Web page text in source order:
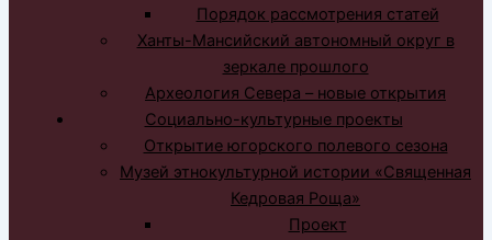
Порядок рассмотрения статей
Ханты-Мансийский автономный округ в
зеркале прошлого
Археология Севера – новые открытия
Социально-культурные проекты
Открытие югорского полевого сезона
Музей этнокультурной истории «Священная
Кедровая Роща»
Проект